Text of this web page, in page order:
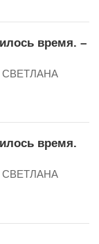
время. –
СВЕТЛАНА
время.
СВЕТЛАНА